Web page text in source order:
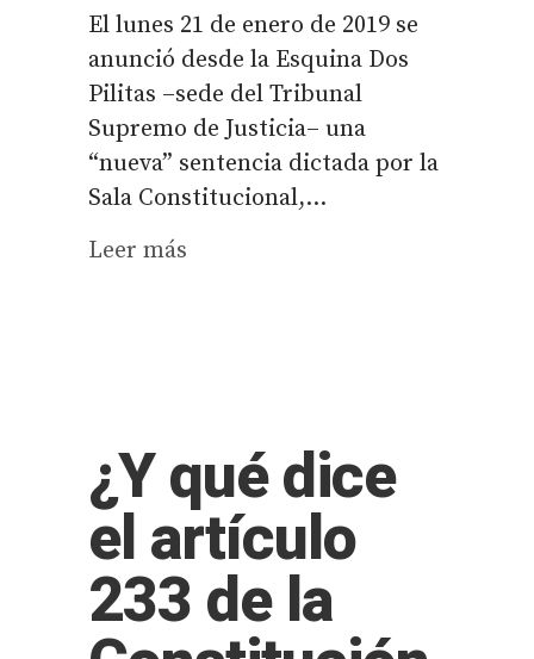
El lunes 21 de enero de 2019 se
anunció desde la Esquina Dos
Pilitas –sede del Tribunal
Supremo de Justicia– una
“nueva” sentencia dictada por la
Sala Constitucional,...
Leer más
¿Y qué dice
el artículo
233 de la